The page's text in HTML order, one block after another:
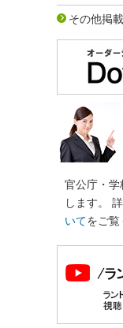
その他掲
官公庁・
します。
いてをご覧